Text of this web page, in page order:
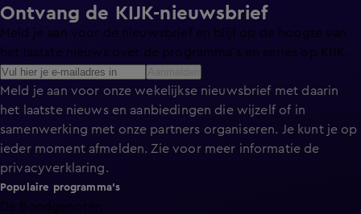
Ontvang de KIJK-nieuwsbrief
Meld je aan voor de nieuwsbrief en blijf op de hoogte van
het laatste nieuws over de programma’s en series op KIJK.
Meld je aan voor onze wekelijkse nieuwsbrief met daarin
het laatste nieuws en aanbiedingen die wijzelf of in
samenwerking met onze partners organiseren. Je kunt je op
ieder moment afmelden. Zie voor meer informatie de
privacyverklaring.
Populaire programma's
De Bondgenoten